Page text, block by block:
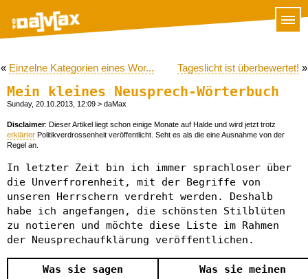
« Einzelne Kategorien eines Wor... Tageslicht ist überbewertet! »
Mein kleines Neusprech-Wörterbuch
Sunday, 20.10.2013, 12:09 > daMax
Disclaimer: Dieser Artikel liegt schon einige Monate auf Halde und wird jetzt trotz
erklärter Politikverdrossenheit veröffentlicht. Seht es als die eine Ausnahme von der
Regel an.
In letzter Zeit bin ich immer sprachloser über
die Unverfrorenheit, mit der Begriffe von
unseren Herrschern verdreht werden. Deshalb
habe ich angefangen, die schönsten Stilblüten
zu notieren und möchte diese Liste im Rahmen
der Neusprechaufklärung veröffentlichen.
Was sie sagen Was sie meinen